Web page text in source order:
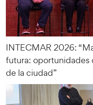
INTECMAR 2026:
futura: oportunidades
de la ciudad”